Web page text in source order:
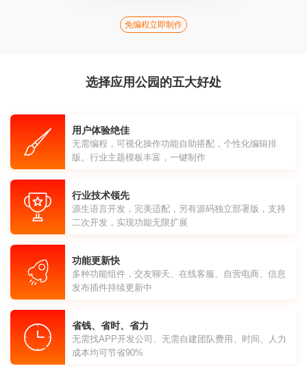
免编程立即制作
选择应用公园的五大好处
用户体验绝佳
无需编程，可视化操作功能自助搭配，个性化编辑排
版。行业主题模板丰富，一键制作
行业技术领先
源生语言开发，完美适配，另有源码独立部署版，支持
二次开发，实现功能无限扩展
功能更新快
多种功能组件，交友聊天、在线客服、自营电商、信息
发布插件持续更新中
省钱、省时、省力
无需找APP开发公司、无需自建团队费用、时间、人力
成本均可节省90%